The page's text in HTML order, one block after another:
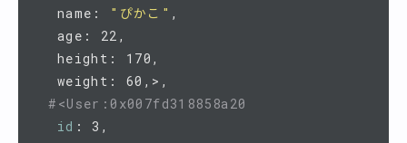
  name:
"ぴかこ" ,
  age: 22,
  height: 170,
  weight: 60,>,
#<User:0x007fd318858a20
id : 3,